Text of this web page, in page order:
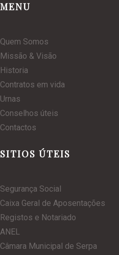
MENU
Quem Somos
Missão & Visão
Historia
Contratos em vida
Urnas
Conselhos úteis
Contactos
SITIOS ÚTEIS
Segurança Social
Caixa Geral de Aposentações
Registos e Notariado
ANEL
Câmara Municipal de Serpa